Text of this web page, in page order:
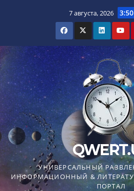
7 августа, 2026
УНИВЕРСАЛЬНЫЙ
ИНФОРМАЦИОННЫЙ &
ПОРТАЛ